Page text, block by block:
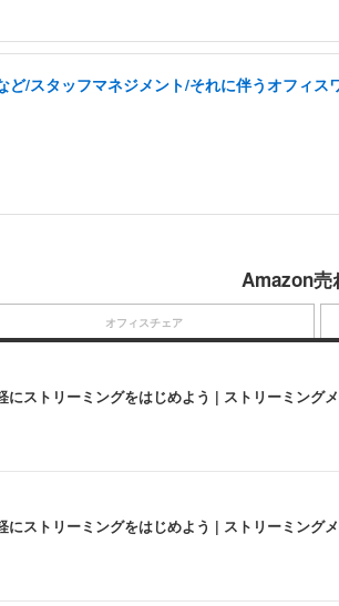
/スタッフマネジメント/それに伴うオフィス
Amazon売
ストリーミングをはじめよう | ストリーミング
ストリーミングをはじめよう | ストリーミング
オフィスチェア